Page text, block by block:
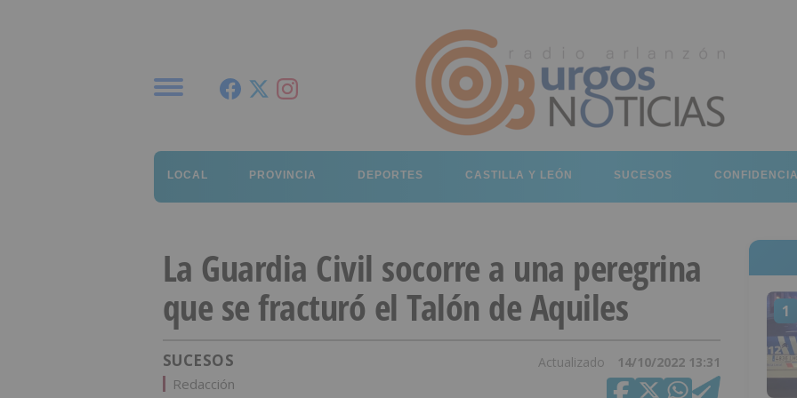
LOCAL PROVINCIA DEPORTES CASTILLA Y LEÓN SUCESOS
La Guardia Civil socorre a una peregrina
que se fracturó el Talón de Aquiles
SUCESOS Actualizado 14/10/2022 13:31
Redacción
1